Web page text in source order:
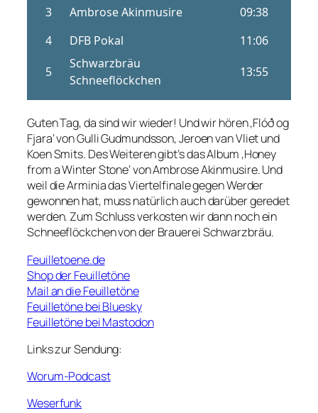
Guten Tag, da sind wir wieder! Und wir hören ‚Flóð og
Fjara‘ von Gulli Gudmundsson, Jeroen van Vliet und
Koen Smits. Des Weiteren gibt’s das Album ‚Honey
from a Winter Stone‘ von Ambrose Akinmusire. Und
weil die Arminia das Viertelfinale gegen Werder
gewonnen hat, muss natürlich auch darüber geredet
werden. Zum Schluss verkosten wir dann noch ein
Schneeflöckchen von der Brauerei Schwarzbräu.
Feuilletoene.de
Shop der Feuilletöne
Mail an die Feuilletöne
Feuilletöne bei Bluesky
Feuilletöne bei Mastodon
Links zur Sendung:
Worum-Podcast
Weserfunk